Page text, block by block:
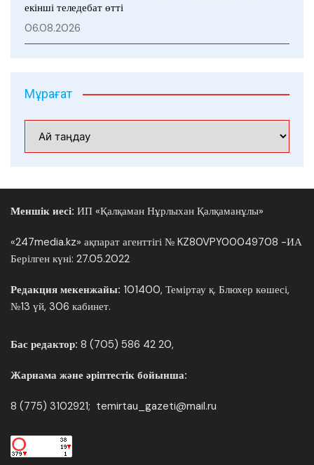
екінші теледебат өтті
06.08.2026
Мұрағат
Меншік иесі: ИП «Қалқаман Нұрлыхан Қалқаманұлы»
«247media.kz» ақпарат агенттігі № KZ80VPY00049708 -ИА
Берілген күні: 27.05.2022
Редакция мекенжайы: 101400, Теміртау қ. Блюхер көшесі,
№13 үй, 306 кабинет.
Бас редактор: 8 (705) 586 42 20,
Жарнама және әріптестік бойынша:
8 (775) 3102921; temirtau_gazeti@mail.ru